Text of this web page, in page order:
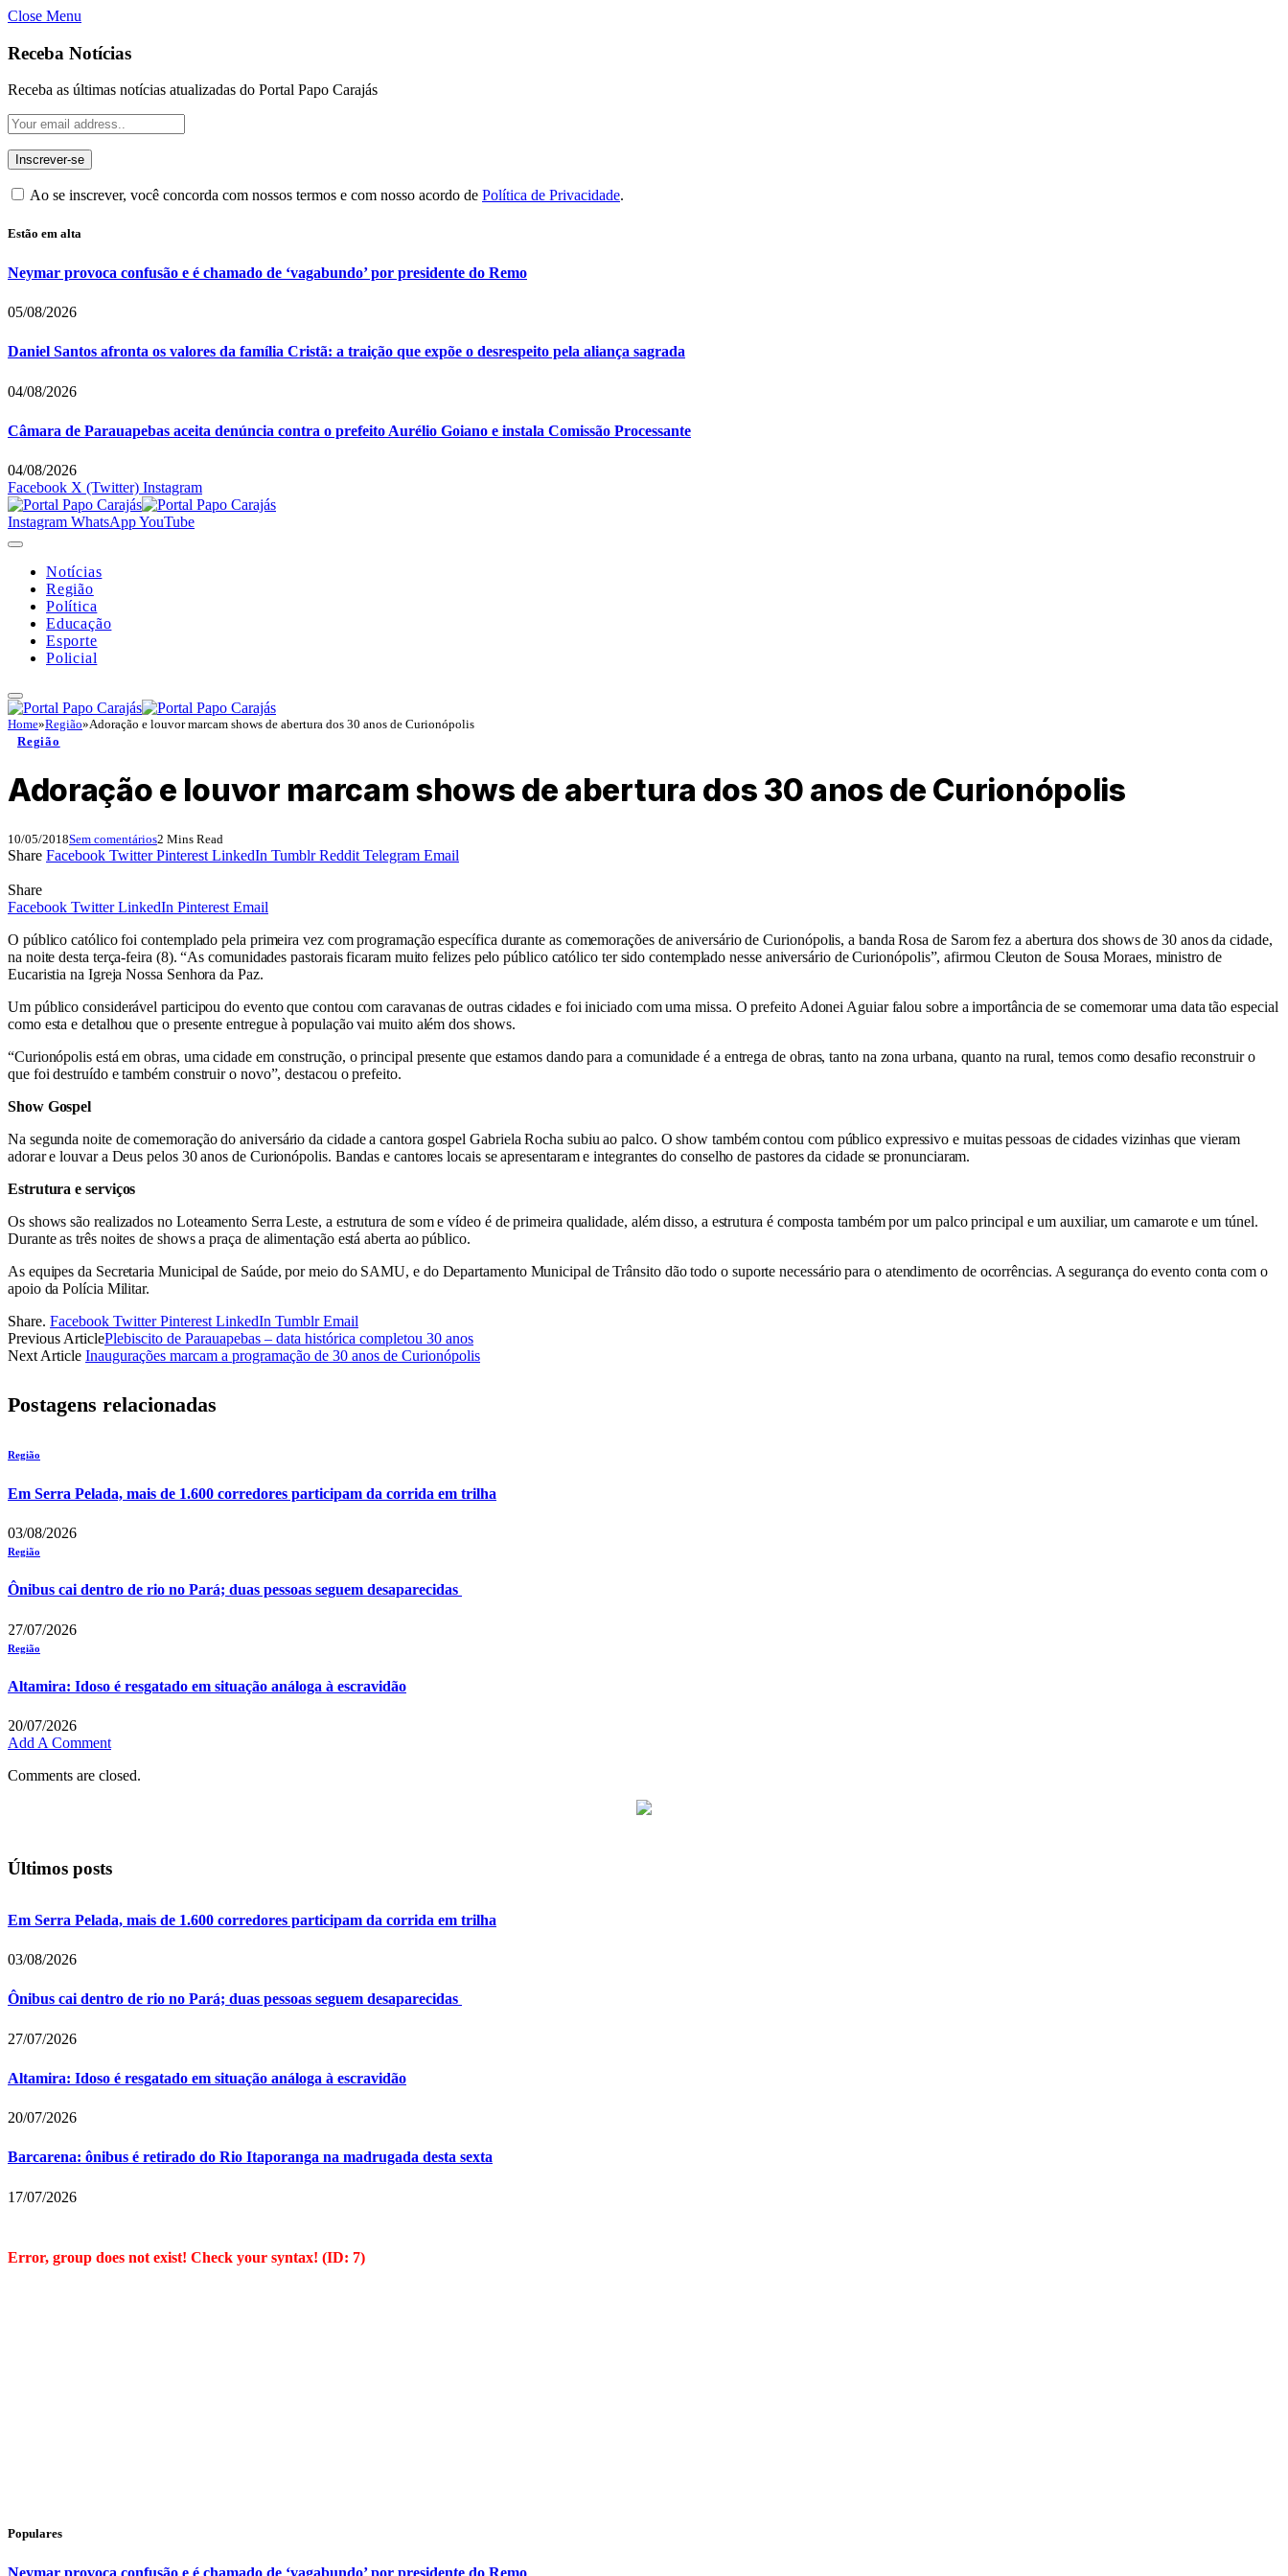
Close Menu
Receba Notícias
Receba as últimas notícias atualizadas do Portal Papo Carajás
Ao se inscrever, você concorda com nossos termos e com nosso acordo de Política de Privacidade.
Estão em alta
Neymar provoca confusão e é chamado de ‘vagabundo’ por presidente do Remo
05/08/2026
Daniel Santos afronta os valores da família Cristã: a traição que expõe o desrespeito pela aliança sagrada
04/08/2026
Câmara de Parauapebas aceita denúncia contra o prefeito Aurélio Goiano e instala Comissão Processante
04/08/2026
Facebook X (Twitter) Instagram
Instagram WhatsAppYouTube
Notícias
Região
Política
Educação
Esporte
Policial
Home»Região»Adoração e louvor marcam shows de abertura dos 30 anos de Curionópolis
Região
Adoração e louvor marcam shows de abertura dos 30 anos de Curionópolis
10/05/2018Sem comentários2 Mins Read
Share Facebook Twitter Pinterest LinkedIn Tumblr Reddit Telegram Email
Share
Facebook Twitter LinkedIn Pinterest Email
O público católico foi contemplado pela primeira vez com programação específica durante as comemorações de aniversário de Curionópolis, a banda Rosa de Sarom fez a abertura dos shows de 30 anos da cidade,
na noite desta terça-feira (8). “As comunidades pastorais ficaram muito felizes pelo público católico ter sido contemplado nesse aniversário de Curionópolis”, afirmou Cleuton de Sousa Moraes, ministro de
Eucaristia na Igreja Nossa Senhora da Paz.
Um público considerável participou do evento que contou com caravanas de outras cidades e foi iniciado com uma missa. O prefeito Adonei Aguiar falou sobre a importância de se comemorar uma data tão especial
como esta e detalhou que o presente entregue à população vai muito além dos shows.
“Curionópolis está em obras, uma cidade em construção, o principal presente que estamos dando para a comunidade é a entrega de obras, tanto na zona urbana, quanto na rural, temos como desafio reconstruir o
que foi destruído e também construir o novo”, destacou o prefeito.
Show Gospel
Na segunda noite de comemoração do aniversário da cidade a cantora gospel Gabriela Rocha subiu ao palco. O show também contou com público expressivo e muitas pessoas de cidades vizinhas que vieram
adorar e louvar a Deus pelos 30 anos de Curionópolis. Bandas e cantores locais se apresentaram e integrantes do conselho de pastores da cidade se pronunciaram.
Estrutura e serviços
Os shows são realizados no Loteamento Serra Leste, a estrutura de som e vídeo é de primeira qualidade, além disso, a estrutura é composta também por um palco principal e um auxiliar, um camarote e um túnel.
Durante as três noites de shows a praça de alimentação está aberta ao público.
As equipes da Secretaria Municipal de Saúde, por meio do SAMU, e do Departamento Municipal de Trânsito dão todo o suporte necessário para o atendimento de ocorrências. A segurança do evento conta com o
apoio da Polícia Militar.
Share. Facebook Twitter Pinterest LinkedIn Tumblr Email
Previous ArticlePlebiscito de Parauapebas – data histórica completou 30 anos
Next Article Inaugurações marcam a programação de 30 anos de Curionópolis
Postagens relacionadas
Região
Em Serra Pelada, mais de 1.600 corredores participam da corrida em trilha
03/08/2026
Região
Ônibus cai dentro de rio no Pará; duas pessoas seguem desaparecidas
27/07/2026
Região
Altamira: Idoso é resgatado em situação análoga à escravidão
20/07/2026
Add A Comment
Comments are closed.
Últimos posts
Em Serra Pelada, mais de 1.600 corredores participam da corrida em trilha
03/08/2026
Ônibus cai dentro de rio no Pará; duas pessoas seguem desaparecidas
27/07/2026
Altamira: Idoso é resgatado em situação análoga à escravidão
20/07/2026
Barcarena: ônibus é retirado do Rio Itaporanga na madrugada desta sexta
17/07/2026
Error, group does not exist! Check your syntax! (ID: 7)
Populares
Neymar provoca confusão e é chamado de ‘vagabundo’ por presidente do Remo